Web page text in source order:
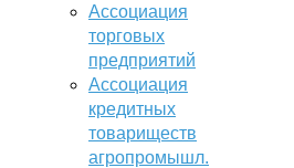
Ассоциация
торговых
предприятий
Ассоциация
кредитных
товариществ
агропромышл.